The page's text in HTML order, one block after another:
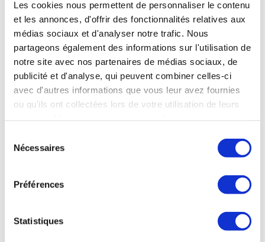
Les cookies nous permettent de personnaliser le contenu
et les annonces, d'offrir des fonctionnalités relatives aux
médias sociaux et d'analyser notre trafic. Nous
partageons également des informations sur l'utilisation de
notre site avec nos partenaires de médias sociaux, de
publicité et d'analyse, qui peuvent combiner celles-ci
avec d'autres informations que vous leur avez fournies
ou qu'ils ont collectées lors de votre utilisation de leurs
Nécessaires
Préférences
Statistiques
d’Arianespace, croit en la performance et la compétitivité du
secteur spatial européen : « nous maîtrisons les technologies
parmi les plus avancées et nous avons les ingénieurs les plus
doués au monde. Nous avons énormément d'atouts, mais il
faut être alignés, déterminés et avoir la volonté d'accélérer
pour revenir au meilleur niveau mondial », souligne-t-il. « Il
faut former et attirer les meilleurs talents tout en
investissant dans l'innovation et pour cela il faut des décisions
budgétaires fortes. » Selon lui, « la compétition actuelle n'est
Les Echos du 3 janvier 2026
FORMATION